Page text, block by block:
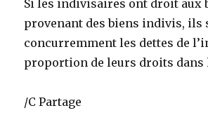
Si les indivisaires ont droit aux
provenant des biens indivis, ils
concurremment les dettes de
proportion de leurs droits dans
/C Partage